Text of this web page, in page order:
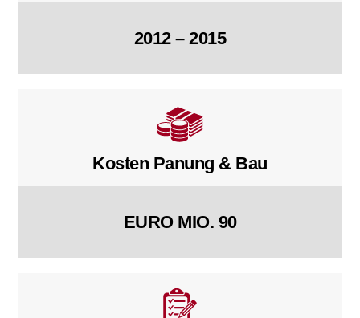
2012 – 2015
Kosten Panung & Bau
EURO MIO. 90